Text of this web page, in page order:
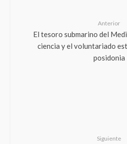
Anterior
El tesoro submarino del
ciencia y el voluntariado
posidonia
Siguiente